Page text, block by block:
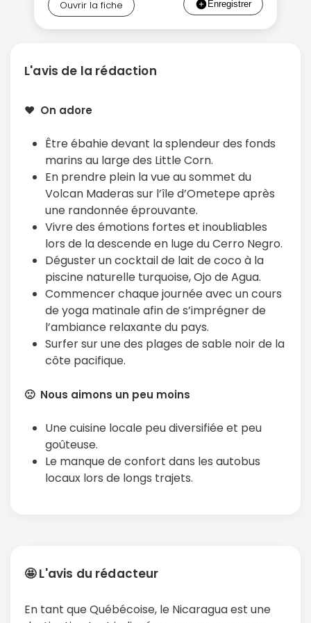
Ouvrir la fiche
L'avis de la rédaction
❤️ On adore
Être ébahie devant la splendeur des fonds
marins au large des Little Corn.
En prendre plein la vue au sommet du
Volcan Maderas sur l’île d’Ometepe après
une randonnée éprouvante.
Vivre des émotions fortes et inoubliables
lors de la descende en luge du Cerro Negro.
Déguster un cocktail de lait de coco à la
piscine naturelle turquoise, Ojo de Agua.
Commencer chaque journée avec un cours
de yoga matinale afin de s’imprégner de
l’ambiance relaxante du pays.
Surfer sur une des plages de sable noir de la
côte pacifique.
🙁 Nous aimons un peu moins
Une cuisine locale peu diversifiée et peu
goûteuse.
Le manque de confort dans les autobus
locaux lors de longs trajets.
🤩 L'avis du rédacteur
En tant que Québécoise, le Nicaragua est une
Continuer avec Apple
ou connectez-vous par mail
Politique de
confidentialité.